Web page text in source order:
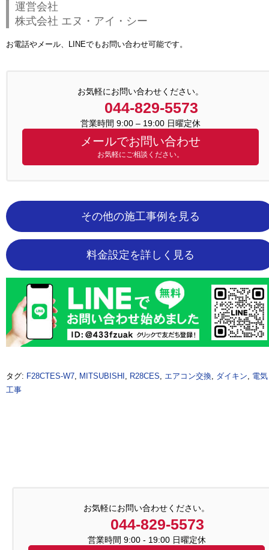
運営会社
株式会社 エヌ・アイ・シー
お電話やメール、LINEでもお問い合わせ可能です。
お気軽にお問い合わせください。
044-829-5573
営業時間 9:00 – 19:00 日曜定休
メールでお問い合わせ
お気軽にご相談ください。
その他の施工事例を見る
料金設定を詳しく見る
タグ: F28CTES-W7 MITSUBISHI R28CES エアコン交換 ダイキン
電気
工事
お気軽にお問い合わせください。
044-829-5573
営業時間 9:00 - 19:00 日曜定休